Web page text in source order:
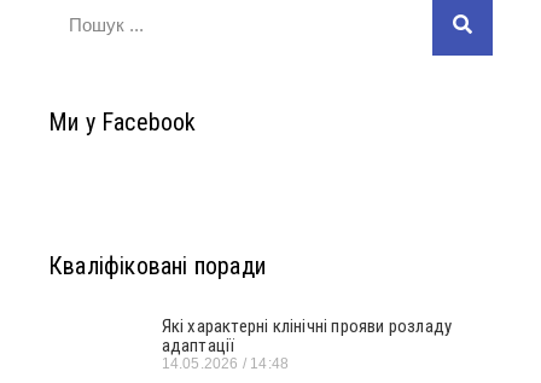
Ми у Facebook
Кваліфіковані поради
Які характерні клінічні прояви розладу
адаптації
14.05.2026 14:48